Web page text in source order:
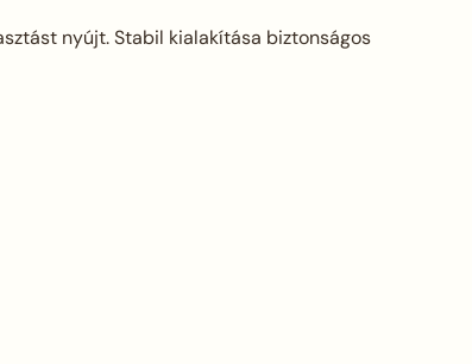
nyújt. Stabil kialakítása biztonságos